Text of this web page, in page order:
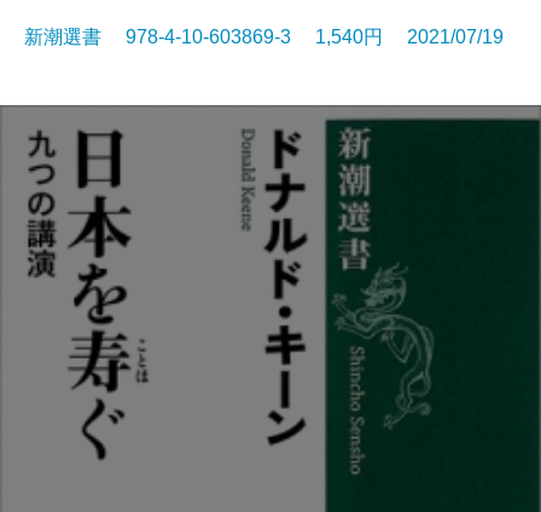
新潮選書 978-4-10-603869-3 1,540円 2021/07/19